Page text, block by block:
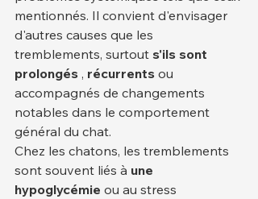
mentionnés. Il convient d'envisager
d'autres causes que les
tremblements, surtout s'ils sont
prolongés , récurrents ou
accompagnés de changements
notables dans le comportement
général du chat.
Chez les chatons, les tremblements
sont souvent liés à une
hypoglycémie ou au stress